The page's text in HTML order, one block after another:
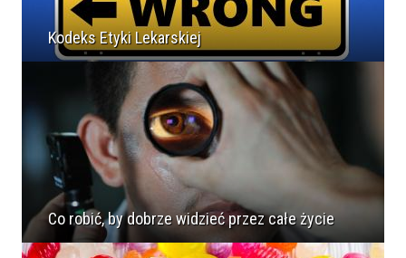
Kodeks Etyki Lekarskiej
Co robić, by dobrze widzieć przez całe życie